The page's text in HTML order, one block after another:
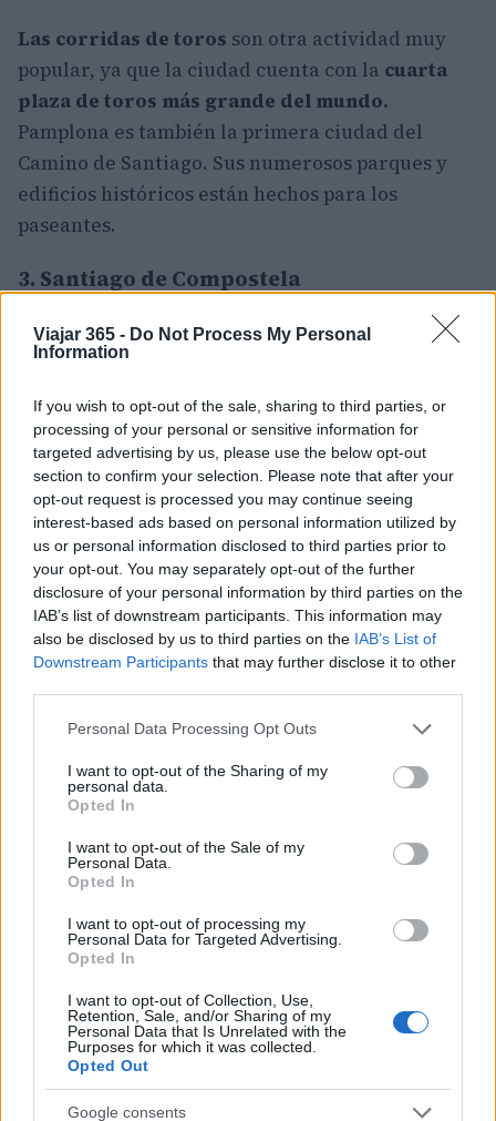
Viajar 365 - Do Not Process My Personal
Information
If you wish to opt-out of the sale, sharing to third parties, or
processing of your personal or sensitive information for
targeted advertising by us, please use the below opt-out
section to confirm your selection. Please note that after your
opt-out request is processed you may continue seeing
interest-based ads based on personal information utilized by
us or personal information disclosed to third parties prior to
your opt-out. You may separately opt-out of the further
disclosure of your personal information by third parties on the
IAB’s list of downstream participants. This information may
also be disclosed by us to third parties on the IAB’s List of
Downstream Participants that may further disclose it to other
Please note that this website/app uses one or more Google
not limited to your visit or usage behaviour. You may click to
grant or deny consent to Google and its third-party tags to
use your data for below specified purposes in below Google
consent section.
Personal Data Processing Opt Outs
I want to opt-out of the Sharing of my
personal data.
Opted In
I want to opt-out of the Sale of my
Personal Data.
Opted In
I want to opt-out of processing my
Personal Data for Targeted Advertising.
Opted In
I want to opt-out of Collection, Use,
Retention, Sale, and/or Sharing of my
Personal Data that Is Unrelated with the
Purposes for which it was collected.
Opted Out
Google consents
Las corridas de toros son otra actividad muy
popular, ya que la ciudad cuenta con la cuarta
plaza de toros más grande del mundo.
Pamplona es también la primera ciudad del
Camino de Santiago. Sus numerosos parques y
edificios históricos están hechos para los
paseantes.
3. Santiago de Compostela
Capital de Galicia, Santiago de Compostela es
famosa por ser eldestino final de la tradicional
Santiago. También llamado Camino de Santiago,
esta peregrinación se remonta a la época
medieval y es importante para muchos porque se
cree que en Santiago de Compostela está
enterrado Santiago, un apóstol de Jesucristo.
El punto de llegada de la mayoría de los
peregrinos esla plaza mayor . Situada en el
corazón de la ciudad, esta bulliciosa plaza es el
escenario de muchos hitos importantes,
encuentra la tumba de Santiago.
2. Santillana del Mar
El calzado cómodo es imprescindible para visitar
Santillana del Mar,
perfectamente conservada
peatonal. Situado en la costa oeste de España,
este tesoro cántabro está a menos de 30 km de
Santander y cerca de las Cuevas de Altamira,
famosas por sus pinturas prehistóricas.
Hay un viejo refrán que dice que Santillana del
Mar esla Ciudad de las Tres Mentiras , ya que